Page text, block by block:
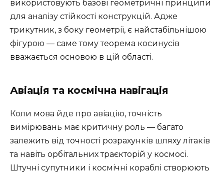
використовують базові геометричні принципи
для аналізу стійкості конструкцій. Адже
трикутник, з боку геометрії, є найстабільнішою
фігурою — саме тому теорема косинусів
вважається основою в цій області.
Авіація та космічна навігація
Коли мова йде про авіацію, точність
вимірювань має критичну роль — багато
залежить від точності розрахунків шляху літаків
та навіть орбітальних траєкторій у космосі.
Штучні супутники і космічні кораблі створюють